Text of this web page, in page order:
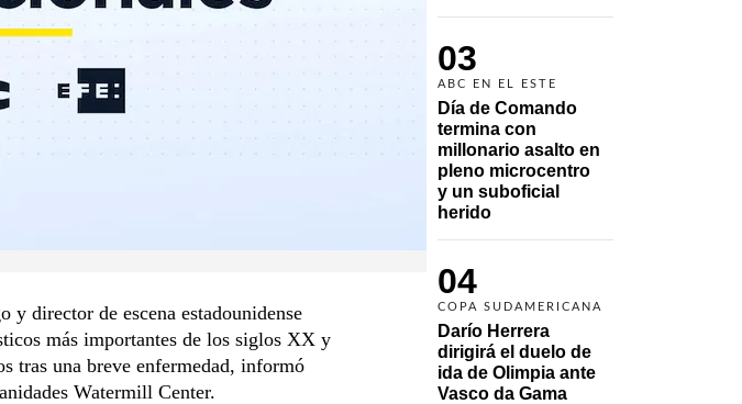
03
ABC EN EL ESTE
Día de Comando
termina con
millonario asalto en
pleno microcentro
y un suboficial
herido
04
COPA SUDAMERICANA
Darío Herrera
dirigirá el duelo de
ida de Olimpia ante
Vasco da Gama
director de escena estadounidense
más importantes de los siglos XX y
tras una breve enfermedad, informó
Watermill Center.